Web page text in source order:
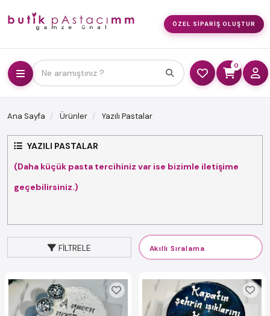
ÖZEL SIPARIŞ OLUŞTUR
Ne aramıştınız ?
0
Ana Sayfa Ürünler Yazılı Pastalar
YAZILI PASTALAR
(Daha küçük pasta tercihiniz var ise bizimle iletişime
geçebilirsiniz.)
FILTRELE